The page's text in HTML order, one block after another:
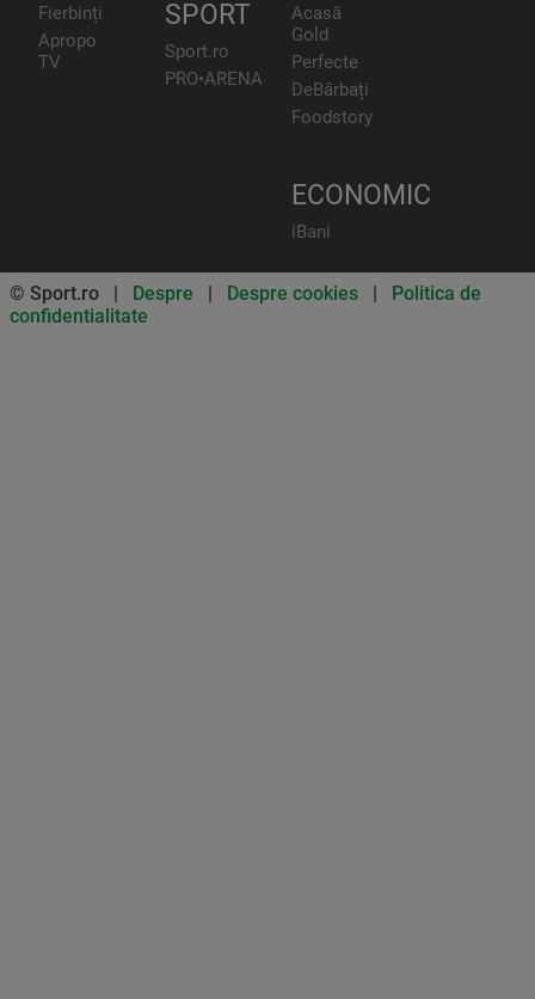
Fierbinți
Apropo
TV
SPORT
Sport.ro
PRO•ARENA
Acasă
Gold
Perfecte
DeBărbați
Foodstory
ECONOMIC
iBani
© Sport.ro | Despre | Despre cookies | Politica de
confidentialitate